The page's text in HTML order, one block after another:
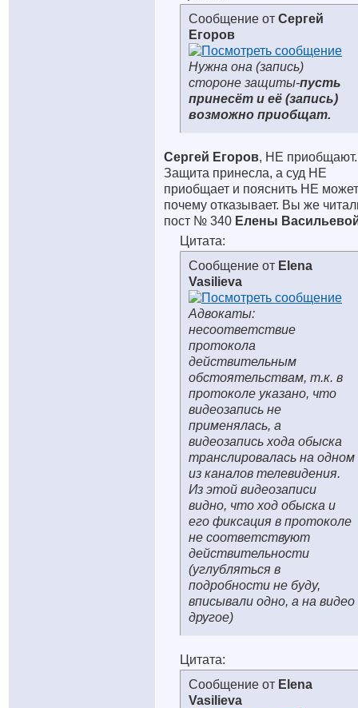
Сообщение от Сергей
Егоров
Нужна она (запись)
стороне защиты-пусть
принесёт и её (запись)
возможно приобщат.
Сергей Егоров, НЕ приобщают.
Защита принесла, а суд НЕ
приобщает и пояснить НЕ
почему отказывает. Вы же
пост № 340 Елены
Цитата:
Сообщение от Elena
Vasilieva
Адвокаты:
несоответствие
протокола
действительным
обстоятельствам, т.к. в
протоколе указано, что
видеозапись не
применялась, а
видеозапись хода обыска
транслировалась на одном
из каналов телевидения.
Из этой видеозаписи
видно, что ход обыска и
его фиксация в протоколе
не соответствуют
действительности
(углубляться в
подробности не буду,
вписывали одно, а на видео
другое)
Цитата:
Сообщение от Elena
Vasilieva